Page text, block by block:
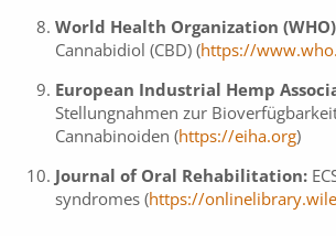
World Health Organization
Cannabidiol (CBD) (https://
European Industrial Hemp
Stellungnahmen zur
Cannabinoiden (https://eiha.org)
Journal of Oral Rehabilitation:
syndromes (https://